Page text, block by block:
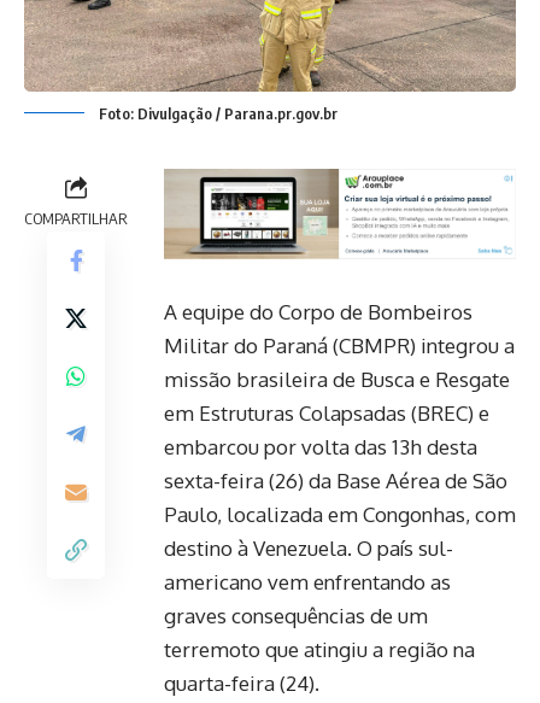
Foto: Divulgação / Parana.pr.gov.br
COMPARTILHAR
A equipe do Corpo de Bombeiros
Militar do Paraná (CBMPR) integrou a
missão brasileira de Busca e Resgate
em Estruturas Colapsadas (BREC) e
embarcou por volta das 13h desta
sexta-feira (26) da Base Aérea de São
Paulo, localizada em Congonhas, com
destino à Venezuela. O país sul-
americano vem enfrentando as
graves consequências de um
terremoto que atingiu a região na
quarta-feira (24).